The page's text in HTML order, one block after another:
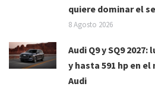
quiere dominar el
8 Agosto 2026
Audi Q9 y SQ9
y hasta 591 hp en el
Audi